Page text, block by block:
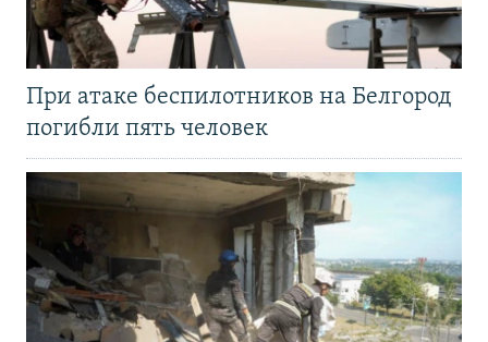
При атаке беспилотников на Белгород
погибли пять человек